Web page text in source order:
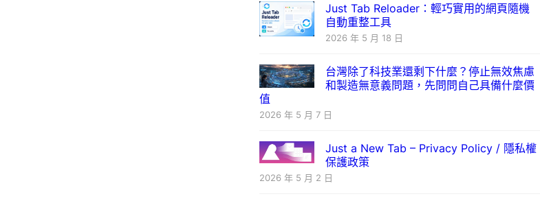
Just Tab Reloader：輕巧實用的網頁隨機
自動重整工具
2026 年 5 月 18 日
台灣除了科技業還剩下什麼？停止無效焦慮
和製造無意義問題，先問問自己具備什麼價
值
2026 年 5 月 7 日
Just a New Tab – Privacy Policy / 隱私權
保護政策
2026 年 5 月 2 日